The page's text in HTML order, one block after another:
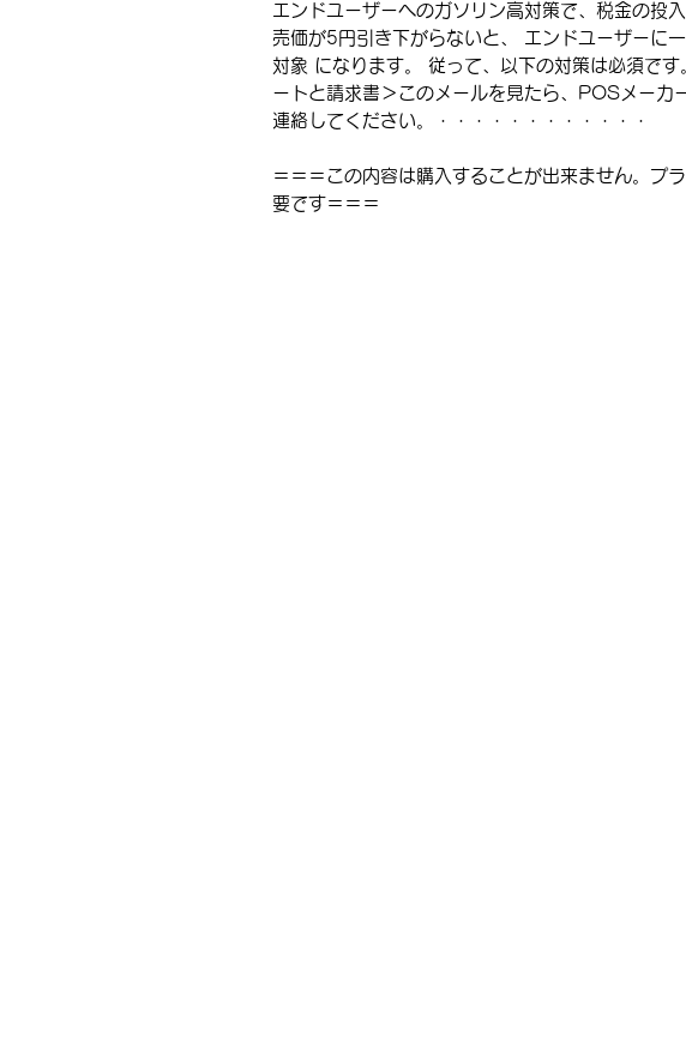
エンドユーザーへのガソリン高対策で、税金の投
売価が5円引き下がらないと、 エンドユーザーに
対象 になります。 従って、以下の対策は必須で
ートと請求書＞このメールを見たら、POSメーカ
連絡してください。・・・・・・・・
・・・・
＝＝＝この内容は購入することが出来ません。プ
要です＝＝＝